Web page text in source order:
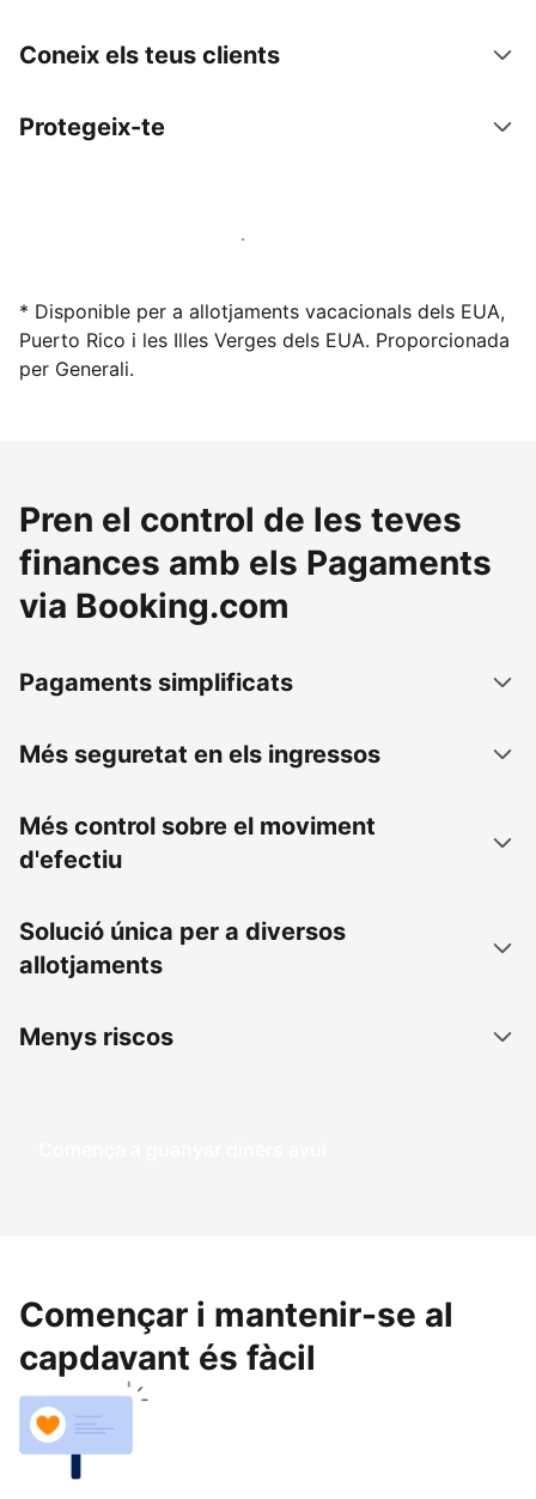
Coneix els teus clients
Protegeix-te
Lloga l'allotjament amb nosaltres avui mateix
* Disponible per a allotjaments vacacionals dels EUA,
Puerto Rico i les Illes Verges dels EUA. Proporcionada
per Generali.
Pren el control de les teves
finances amb els Pagaments
via Booking.com
Pagaments simplificats
Més seguretat en els ingressos
Més control sobre el moviment
d'efectiu
Solució única per a diversos
allotjaments
Menys riscos
Comença a guanyar diners avui
Començar i mantenir-se al
capdavant és fàcil